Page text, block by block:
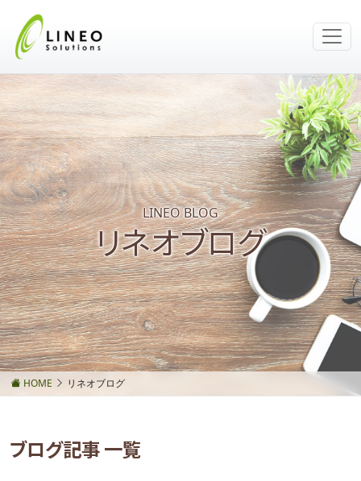
LINEO BLOG
リネオブログ
HOME リネオブログ
ブログ記事 一覧